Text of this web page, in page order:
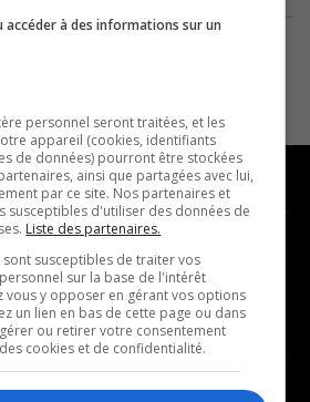
MUSIQUE
- Décompte franco
- Joué récemment
BALADOS
à des informations sur un
personnel seront traitées, et les
appareil (cookies, identifiants
de données) pourront être stockées
ainsi que partagées avec lui,
par ce site. Nos partenaires et
susceptibles d'utiliser des données de
Liste des partenaires.
susceptibles de traiter vos
sur la base de l'intérêt
vous y opposer en gérant vos options
un lien en bas de cette page ou dans
ou retirer votre consentement
cookies et de confidentialité.